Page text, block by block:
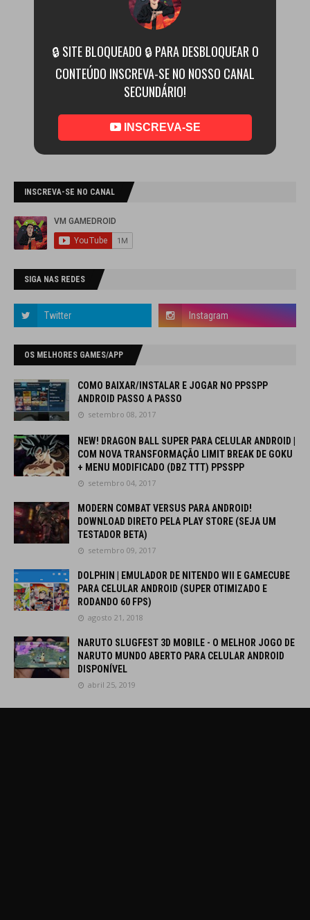
INSCREVA-SE NO CANAL
SIGA NAS REDES
OS MELHORES GAMES/APP
COMO BAIXAR/INSTALAR E JOGAR NO PPSSPP
ANDROID PASSO A PASSO
setembro 08, 2017
NEW! DRAGON BALL SUPER PARA CELULAR ANDROID |
COM NOVA TRANSFORMAÇÃO LIMIT BREAK DE GOKU
+ MENU MODIFICADO (DBZ TTT) PPSSPP
setembro 04, 2017
MODERN COMBAT VERSUS PARA ANDROID!
DOWNLOAD DIRETO PELA PLAY STORE (SEJA UM
TESTADOR BETA)
setembro 09, 2017
DOLPHIN | EMULADOR DE NITENDO WII E GAMECUBE
PARA CELULAR ANDROID (SUPER OTIMIZADO E
RODANDO 60 FPS)
agosto 21, 2018
NARUTO SLUGFEST 3D MOBILE - O MELHOR JOGO DE
NARUTO MUNDO ABERTO PARA CELULAR ANDROID
DISPONÍVEL
abril 25, 2019
🔒 SITE BLOQUEADO 🔒 PARA DESBLOQUEAR O
CONTEÚDO INSCREVA-SE NO NOSSO CANAL
SECUNDÁRIO!
INSCREVA-SE